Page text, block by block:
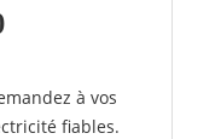
à vos
fiables.